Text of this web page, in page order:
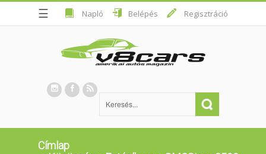
☰ Napló Belépés Regisztráció
Címlap